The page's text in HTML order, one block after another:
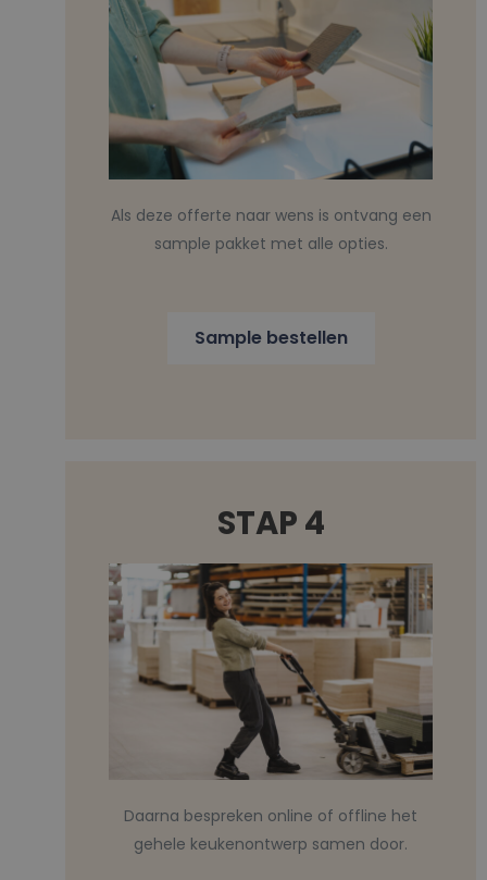
Als deze offerte naar wens is ontvang een
sample pakket met alle opties.
Sample bestellen
STAP 4
Daarna bespreken online of offline het
gehele keukenontwerp samen door.